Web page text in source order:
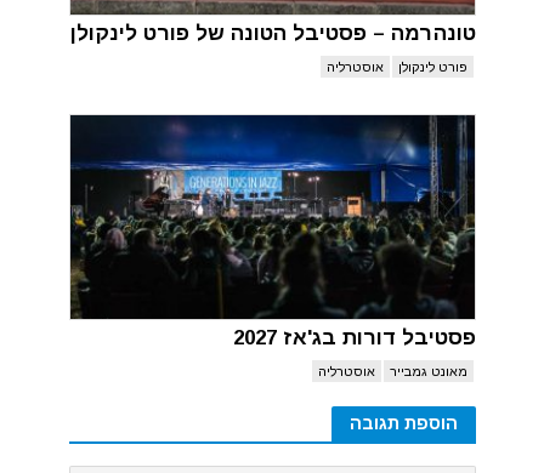
טונהרמה – פסטיבל הטונה של פורט לינקולן
פורט לינקולן אוסטרליה
פסטיבל דורות בג'אז 2027
מאונט גמבייר אוסטרליה
הוספת תגובה